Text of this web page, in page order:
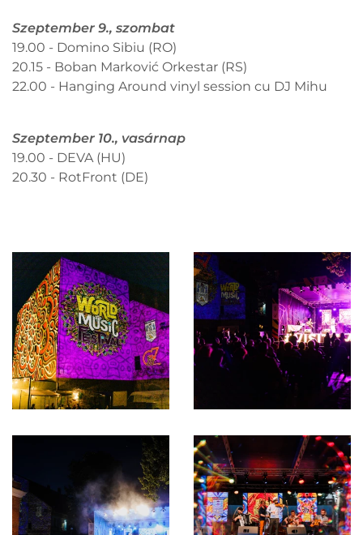
Szeptember 9., szombat
19.00 - Domino Sibiu (RO)
20.15 - Boban Marković Orkestar (RS)
22.00 - Hanging Around vinyl session cu DJ Mihu
Szeptember 10., vasárnap
19.00 - DEVA (HU)
20.30 - RotFront (DE)